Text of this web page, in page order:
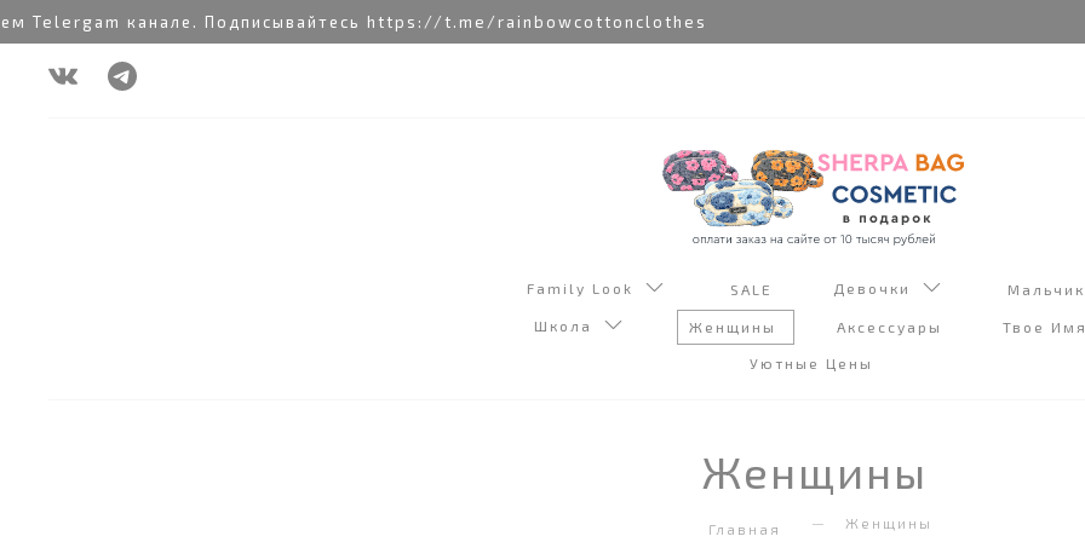
канале. Подписывайтесь https://t.me/rainbowcottonclothes
Family Look SALE Девочки
Школа Женщины Аксессуары Твое Имя
Уютные Цены
Женщины
Главная Женщины